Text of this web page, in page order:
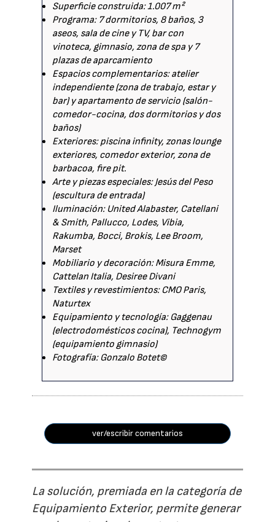
Superficie construida: 1.007 m²
Programa: 7 dormitorios, 8 baños, 3
aseos, sala de cine y TV, bar con
vinoteca, gimnasio, zona de spa y 7
plazas de aparcamiento
Espacios complementarios: atelier
independiente (zona de trabajo, estar y
bar) y apartamento de servicio (salón-
comedor-cocina, dos dormitorios y dos
baños)
Exteriores: piscina infinity, zonas lounge
exteriores, comedor exterior, zona de
barbacoa, fire pit.
Arte y piezas especiales: Jesús del Peso
(escultura de entrada)
Iluminación: United Alabaster, Catellani
& Smith, Pallucco, Lodes, Vibia,
Rakumba, Bocci, Brokis, Lee Broom,
Marset
Mobiliario y decoración: Misura Emme,
Cattelan Italia, Desiree Divani
Textiles y revestimientos: CMO Paris,
Naturtex
Equipamiento y tecnología: Gaggenau
(electrodomésticos cocina), Technogym
(equipamiento gimnasio)
Fotografía: Gonzalo Botet©
ver/escribir comentarios
La solución, premiada en la categoría de
Equipamiento Exterior, permite generar